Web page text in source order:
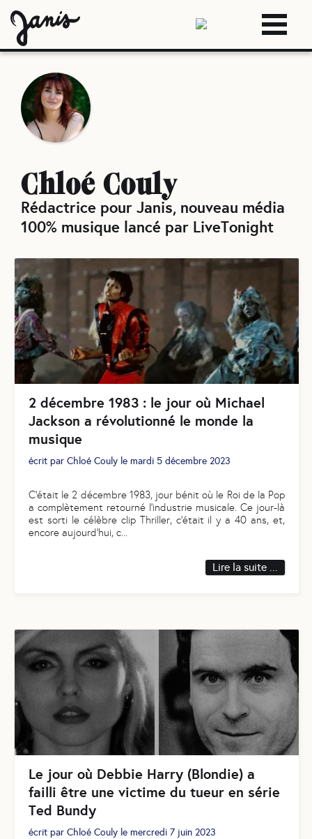
Chloé Couly
Rédactrice pour Janis, nouveau média
100% musique lancé par LiveTonight
2 décembre 1983 : le jour où Michael
Jackson a révolutionné le monde la
musique
écrit par Chloé Couly le mardi 5 décembre 2023
C’était le 2 décembre 1983, jour bénit où le Roi de la Pop
a complètement retourné l’industrie musicale. Ce jour-là
est sorti le célèbre clip Thriller, c’était il y a 40 ans, et,
encore aujourd’hui, c
Lire la suite ...
Le jour où Debbie Harry (Blondie) a
failli être une victime du tueur en série
Ted Bundy
écrit par Chloé Couly le mercredi 7 juin 2023